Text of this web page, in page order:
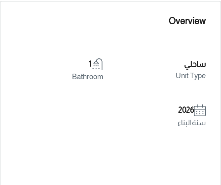
Overview
ساحلي
Unit Type
1
Bathroom
2026
سنة البناء